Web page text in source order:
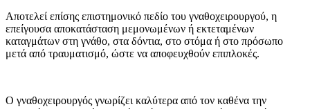
Αποτελεί επίσης επιστημονικό πεδίο του γναθοχειρουργού, η
επείγουσα αποκατάσταση μεμονωμένων ή εκτεταμένων
καταγμάτων στη γνάθο, στα δόντια, στο στόμα ή στο πρόσωπο
μετά από τραυματισμό, ώστε να αποφευχθούν επιπλοκές.
Ο γναθοχειρουργός γνωρίζει καλύτερα από τον καθένα την